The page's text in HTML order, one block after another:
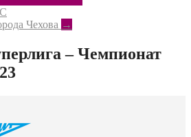
Чехова →
– Чемпионат